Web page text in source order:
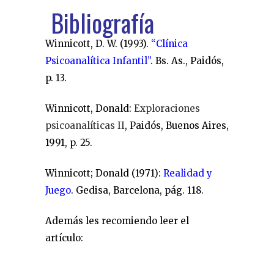
Bibliografía
Winnicott, D. W. (1993). “Clínica
Psicoanalítica Infantil”. Bs. As., Paidós,
p. 13.
Winnicott, Donald: Exploraciones
psicoanalíticas II, Paidós, Buenos Aires,
1991, p. 25.
Winnicott; Donald (1971): Realidad y
Juego. Gedisa, Barcelona, pág. 118.
Además les recomiendo leer el
artículo: